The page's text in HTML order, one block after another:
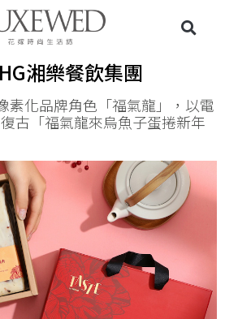
湘樂餐飲集團
素化品牌角色「福氣龍」，以電
古「福氣龍來烏魚子蛋捲新年